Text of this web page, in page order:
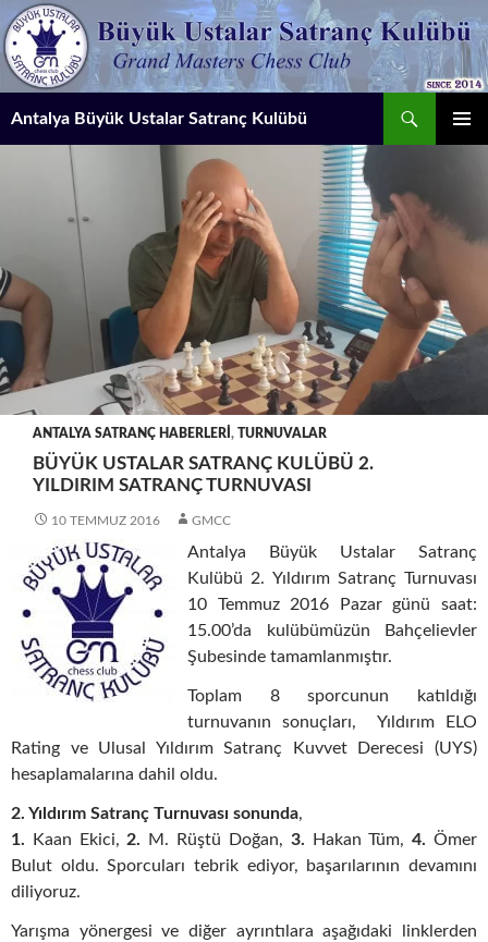
İçeriğe
atla
Antalya Büyük Ustalar Satranç Kulübü
ANTALYA SATRANÇ HABERLERI , TURNUVALAR
BÜYÜK USTALAR SATRANÇ KULÜBÜ 2.
YILDIRIM SATRANÇ TURNUVASI
10 TEMMUZ 2016 GMCC
Antalya Büyük Ustalar Satranç
Kulübü 2. Yıldırım Satranç Turnuvası
10 Temmuz 2016 Pazar günü saat:
15.00’da kulübümüzün Bahçelievler
Şubesinde tamamlanmıştır.
Toplam 8 sporcunun katıldığı
turnuvanın sonuçları, Yıldırım ELO
Rating ve Ulusal Yıldırım Satranç Kuvvet Derecesi (UYS)
hesaplamalarına dahil oldu.
2. Yıldırım Satranç Turnuvası sonunda,
1.
Kaan Ekici, 2. M. Rüştü Doğan, 3. Hakan Tüm,4. Ömer
Bulut oldu. Sporcuları tebrik ediyor, başarılarının devamını
diliyoruz.
Yarışma yönergesi ve diğer ayrıntılara aşağıdaki linklerden